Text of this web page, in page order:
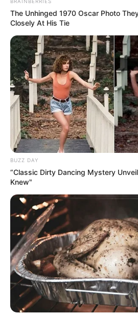
Flor
e
flor
Deixe seu comentário
The Unhinged 1970 Oscar Photo
Closely At His Tie
BUZZ DAY
“Classic Dirty Dancing Mystery
Knew"